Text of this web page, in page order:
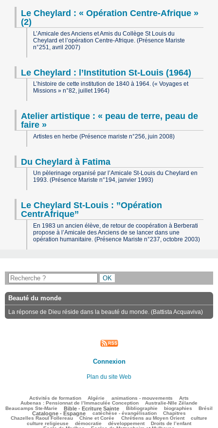
Le Cheylard : « Opération Centre-Afrique »
(2)
L’Amicale des Anciens et Amis du Collège St Louis du
Cheylard et l’opération Centre-Afrique. (Présence Mariste
n°251, avril 2007)
Le Cheylard : l’Institution St-Louis (1964)
L’histoire de cette institution de 1840 à 1964. (« Voyages et
Missions » n°82, juillet 1964)
Atelier artistique : « peau de terre, peau de
faire »
Artistes en herbe (Présence mariste n°256, juin 2008)
Du Cheylard à Fatima
Un pèlerinage organisé par l’Amicale St-Louis du Cheylard en
1993. (Présence Mariste n°194, janvier 1993)
Le Cheylard St-Louis : ’’Opération
CentrAfrique’’
En 1983 un ancien élève, de retour de coopération à Berberati
propose à l’Amicale des Anciens de se lancer dans une
opération humanitaire. (Présence Mariste n°237, octobre 2003)
Beauté du monde
La réponse de Dieu réside dans la beauté du monde. (Battista Acquaviva)
Connexion
Plan du site Web
Activités de formation Algérie animations - mouvements Arts
Aubenas : Pensionnat de l’Immaculée Conception
54/2357 Australie-Nlle Zélande
73/2357
Beaucamps Ste-Marie
520/2357 Bible - Ecriture Sainte
39/2357 Bibliographie
401/2357 biographies
96/2357 Brésil
677/2357
Catalogne - Espagne catéchèse - évangélisation Chapitres
Chazelles Raoul Follereau
90/2357 Chine et Corée
236/2357 Chrétiens au Moyen Orient
279/2357 culture
30/2357
culture religieuse
démocratie développement Droits de l’enfant